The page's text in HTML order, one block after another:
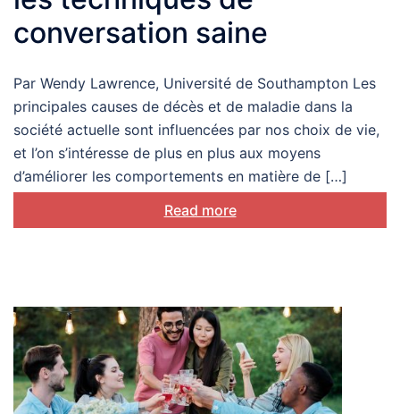
conversation saine
Par Wendy Lawrence, Université de Southampton Les
principales causes de décès et de maladie dans la
société actuelle sont influencées par nos choix de vie,
et l’on s’intéresse de plus en plus aux moyens
d’améliorer les comportements en matière de […]
Read more